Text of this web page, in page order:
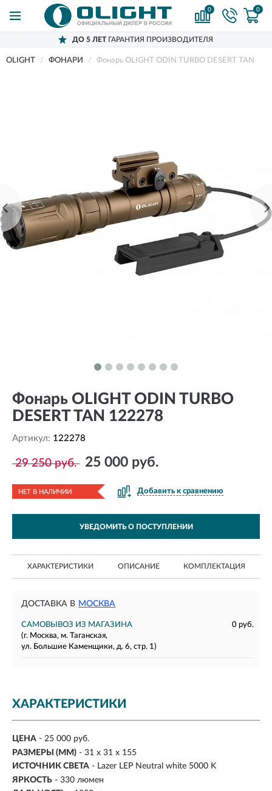
0 0
ДО 5 ЛЕТГАРАНТИЯ ПРОИЗВОДИТЕЛЯ
OLIGHT ФОНАРИ Фонарь OLIGHT ODIN TURBO DESERT TAN
Фонарь OLIGHT ODIN TURBO
DESERT TAN 122278
Артикул: 122278
29 250 руб. 25 000 руб.
НЕТ В НАЛИЧИИ Добавить к сравнению
УВЕДОМИТЬ О ПОСТУПЛЕНИИ
ХАРАКТЕРИСТИКИ ОПИСАНИЕ КОМПЛЕКТАЦИЯ
ДОСТАВКА В МОСКВА
САМОВЫВОЗ ИЗ МАГАЗИНА
0 руб.
(г. Москва, м. Таганская,
ул. Большие Каменщики, д. 6, стр. 1)
ХАРАКТЕРИСТИКИ
ЦЕНА - 25 000 руб.
РАЗМЕРЫ (ММ) - 31 x 31 x 155
ИСТОЧНИК СВЕТА - Lazer LEP Neutral white 5000 K
ЯРКОСТЬ - 330 люмен